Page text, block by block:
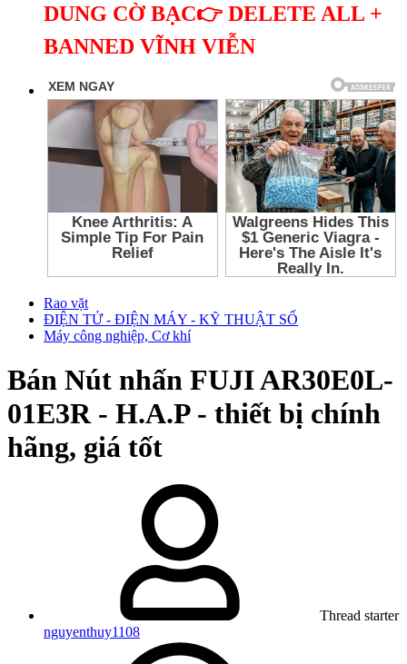
DUNG CỜ BẠC👉 DELETE ALL +
BANNED VĨNH VIỄN
Rao vặt
ĐIỆN TỬ - ĐIỆN MÁY - KỸ THUẬT SỐ
Máy công nghiệp, Cơ khí
Bán Nút nhấn FUJI AR30E0L-
01E3R - H.A.P - thiết bị chính
hãng, giá tốt
Thread starter
nguyenthuy1108